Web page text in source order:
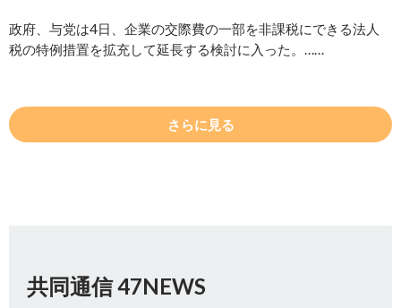
政府、与党は4日、企業の交際費の一部を非課税にできる法人
税の特例措置を拡充して延長する検討に入った。……
さらに見る
共同通信 47NEWS